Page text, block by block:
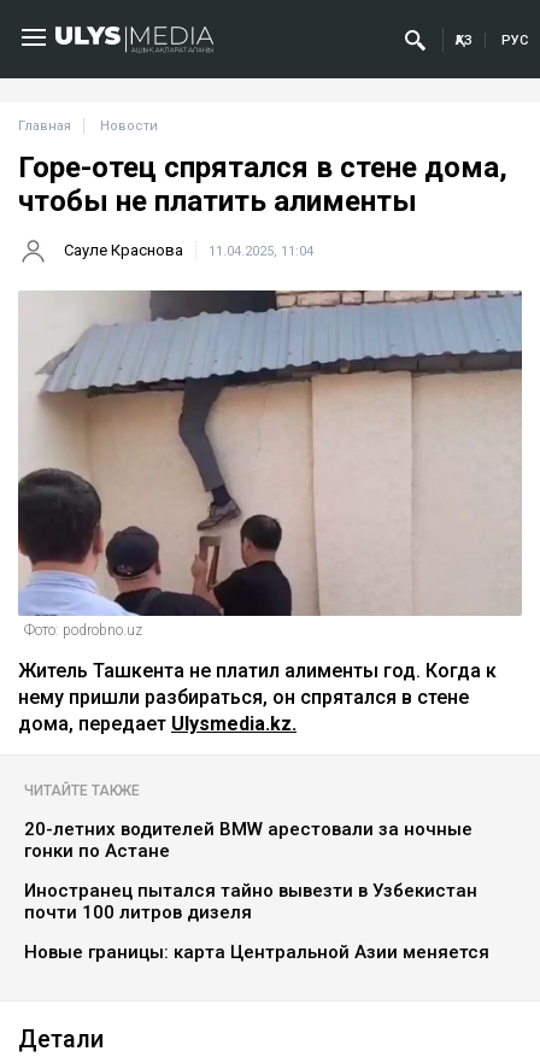
ҚАЗ РУС
Главная Новости
Горе-отец спрятался в стене дома,
чтобы не платить алименты
Сауле Краснова 11.04.2025, 11:04
Фото: podrobno.uz
Житель Ташкента не платил алименты год. Когда к
нему пришли разбираться, он спрятался в стене
дома, передает Ulysmedia.kz.
ЧИТАЙТЕ ТАКЖЕ
20-летних водителей BMW арестовали за ночные
гонки по Астане
Иностранец пытался тайно вывезти в Узбекистан
почти 100 литров дизеля
Новые границы: карта Центральной Азии меняется
Детали